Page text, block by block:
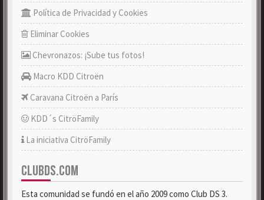
Política de Privacidad y Cookies
Eliminar Cookies
Chevronazos: ¡Sube tus fotos!
Macro KDD Citroën
Caravana Citroën a París
KDD´s CitröFamily
La iniciativa CitröFamily
CLUBDS.COM
Esta comunidad se fundó en el año 2009 como Club DS 3.